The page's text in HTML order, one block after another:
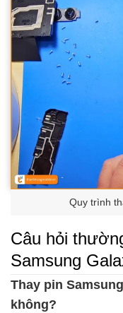
Quy trình
Câu hỏi
Samsung
Thay pin
không?